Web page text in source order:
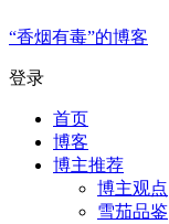
“香烟有毒”的博客
登录
首页
博客
博主推荐
博主观点
雪茄品鉴